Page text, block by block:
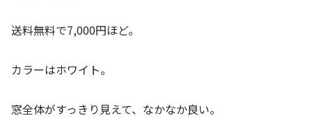
送料無料で7,000円ほど。
カラーはホワイト。
窓全体がすっきり見えて、なかなか良い。